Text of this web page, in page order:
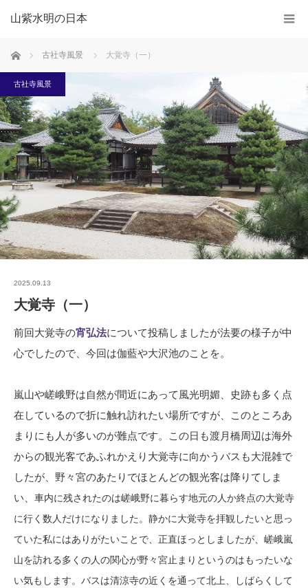
山紫水明の日本
ホーム 古社寺風景 大覚寺（一）
古社寺風景
2025.09.13
大覚寺（一）
前回大覚寺の宵弘法について投稿しましたが法要の様子が中
心でしたので、今回は伽藍や大沢池のことを。
嵐山や嵯峨野は自然が間近にあって風光明媚、史跡も多く点
在しているので折に触れ訪れたい場所ですが、このところあ
まりにも人が多いのが難点です。この日も渡月橋周辺は海外
からの観光客であふれかえり大覚寺に向かうバスも大混雑で
したが、野々宮のあたりでほとんどの観光客は降りてしま
い、 車内に残されたのは嵯峨野に暮らす地元の人か終点の大覚寺
に行く数人だけになりました。 静かに大覚寺を拝観したいと思っ
ていた私にはありがたいことで、正直ほっとしましたが、嵯峨嵐
山を訪れる多くの人の関心が野々宮止まりというのはもったいな
い気もします。バスは清涼寺の近くを通って北上、しばらくして